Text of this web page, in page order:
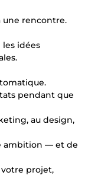
une rencontre.
les idées
pendant que
au design,
ambition — et de
projet,